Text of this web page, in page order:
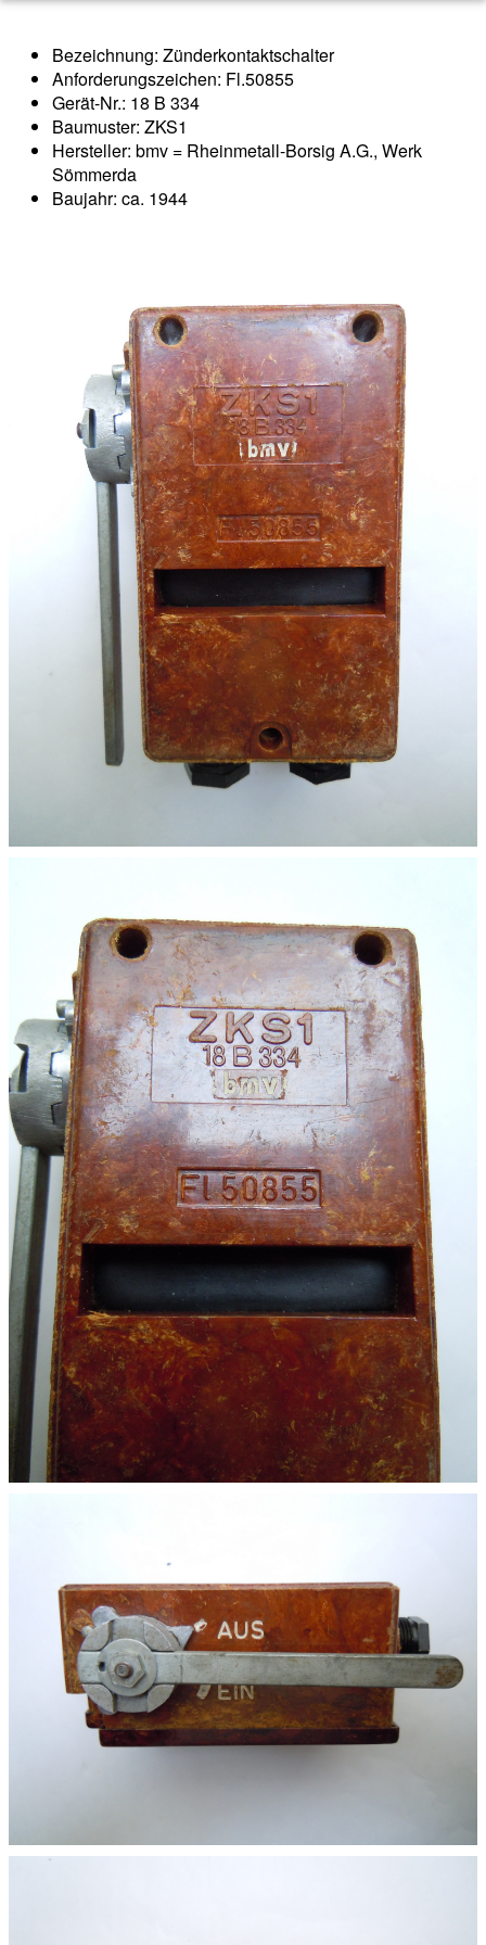
Bezeichnung: Zünderkontaktschalter
Anforderungszeichen: Fl.50855
Gerät-Nr.: 18 B 334
Baumuster: ZKS1
Hersteller: bmv = Rheinmetall-Borsig A.G., Werk
Sömmerda
Baujahr: ca. 1944